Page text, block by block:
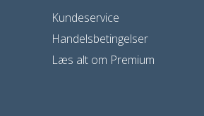
Kundeservice
Handelsbetingelser
Læs alt om Premium